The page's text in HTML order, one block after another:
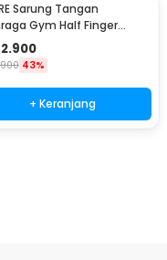
Sarung Tangan
Gym Half Finger
Breathable L - TS-25
43%
+ Keranjang